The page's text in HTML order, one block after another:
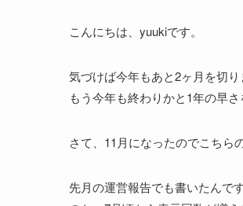
こんにちは、yuukiです。
気づけば今年もあと2ヶ月を切
もう今年も終わりかと1年の早さ
さて、11月になったのでこちら
先月の運営報告でも書いたんで